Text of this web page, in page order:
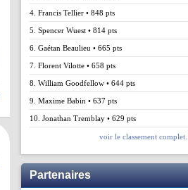
4. Francis Tellier • 848 pts
5. Spencer Wuest • 814 pts
6. Gaétan Beaulieu • 665 pts
7. Florent Vilotte • 658 pts
8. William Goodfellow • 644 pts
9. Maxime Babin • 637 pts
10. Jonathan Tremblay • 629 pts
voir le classement complet...
Partenaires